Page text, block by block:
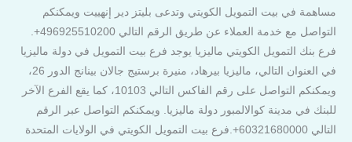
مساهمة في بيت التمويل الكويتي وتدعى بليتز دير إنهييت ويمكنكم
التواصل مع خدمة العملاء عن طريق الرقم التالي 496925510200+.
فرع بنك التمويل الكويتي ماليزيا يوجد فرع بيت التمويل في دولة ماليزيا
في العنوان التالي، ماليزيا بيرهاد، منيرة برستيج جالان بينانج الدور 26،
ويمكنكم التواصل على رقم الفاكس التالي 10103، كما يقع الفرع الآخر
للبنك في مدينة كوالالمبور دولة ماليزيا. ويمكنكم التواصل عبر الرقم
التالي 60321680000+.فرع بيت التمويل الكويتي في الولايات المتحدة